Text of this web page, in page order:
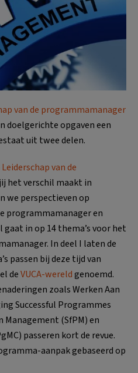
van de programmamanager
doelgerichte opgaven een
uit twee delen.
Leiderschap van de
het verschil maakt in
we perspectieven op
programmamanager en
in op 14 thema’s voor het
In deel I laten de
passen bij deze tijd van
deVUCA-wereldgenoemd.
zoals Werken Aan
Successful Programmes
Management (SfPM) en
passeren kort de revue.
aanpak gebaseerd op